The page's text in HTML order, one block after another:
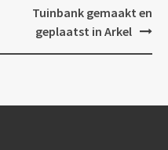
Tuinbank gemaakt en
geplaatst in Arkel